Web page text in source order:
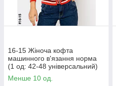
16-15 Жіноча кофта
машинного в'язання норма
(1 од: 42-48 універсальний)
Менше 10 од.